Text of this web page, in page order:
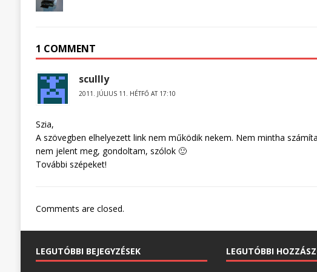
1 COMMENT
scullly
2011. JÚLIUS 11. HÉTFŐ AT 17:10
Szia,
A szövegben elhelyezett link nem működik nekem. Nem mintha
nem jelent meg, gondoltam, szólok 🙂
További szépeket!
Comments are closed.
LEGUTÓBBI BEJEGYZÉSEK LEGUTÓBBI